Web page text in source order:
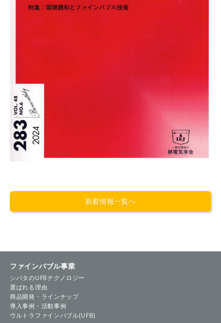
新着情報一覧へ
ファインバブル事業
シバタのUFBテクノロジー
選ばれる理由
商品開発・ラインナップ
導入事例・活動事例
ウルトラファインバブル(UFB)